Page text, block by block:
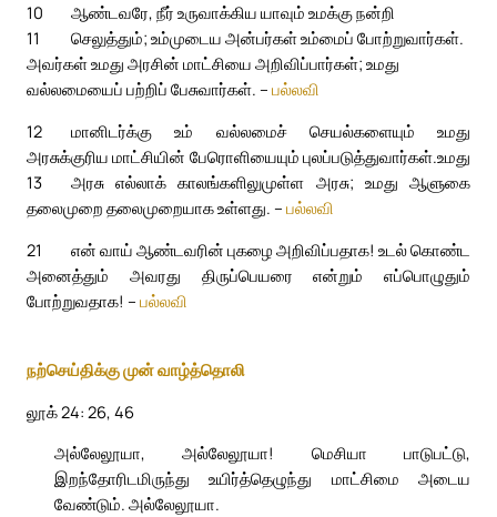
10
ஆண்டவரே, நீர் உருவாக்கிய யாவும் உமக்கு நன்றி
செலுத்தும்; உம்முடைய அன்பர்கள் உம்மைப் போற்றுவார்கள்.
11
அவர்கள் உமது அரசின் மாட்சியை அறிவிப்பார்கள்; உமது
வல்லமையைப் பற்றிப் பேசுவார்கள். – பல்லவி
12
மானிடர்க்கு உம் வல்லமைச் செயல்களையும் உமது
அரசுக்குரிய மாட்சியின் பேரொளியையும் புலப்படுத்துவார்கள்.
13
உமது
அரசு எல்லாக் காலங்களிலுமுள்ள அரசு; உமது ஆளுகை
தலைமுறை தலைமுறையாக உள்ளது. – பல்லவி
21
என் வாய் ஆண்டவரின் புகழை அறிவிப்பதாக! உடல் கொண்ட
அனைத்தும் அவரது திருப்பெயரை என்றும் எப்பொழுதும்
போற்றுவதாக! – பல்லவி
நற்செய்திக்கு முன் வாழ்த்தொலி
லூக் 24: 26, 46
அல்லேலூயா, அல்லேலூயா! மெசியா பாடுபட்டு,
இறந்தோரிடமிருந்து உயிர்த்தெழுந்து மாட்சிமை அடைய
வேண்டும். அல்லேலூயா.